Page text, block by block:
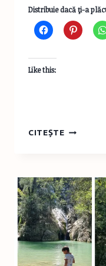
Distribuie dacă ţi-a
Like this:
CITEȘTEAM
O
VACANȚĂ
LA
MARE
CU
COPIII!